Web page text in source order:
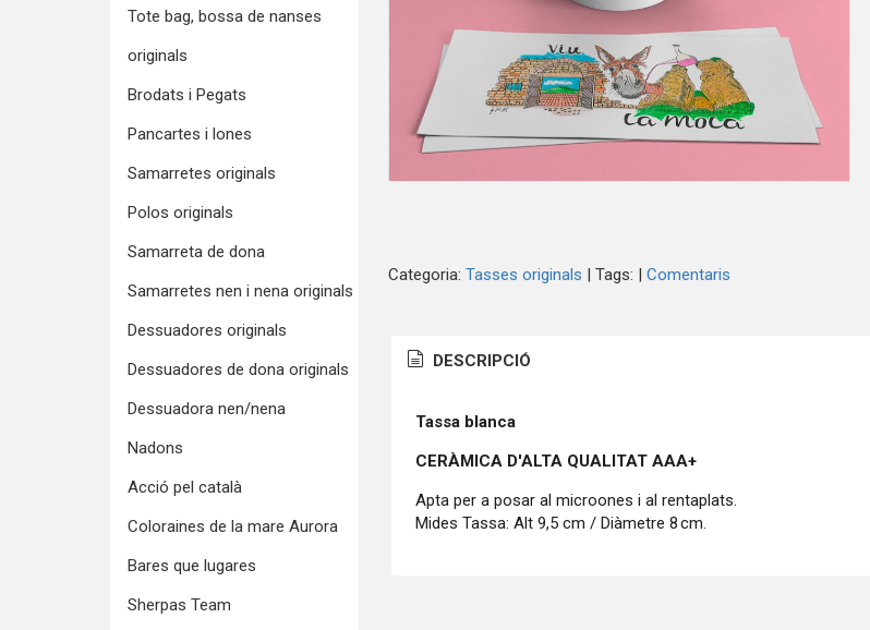
Tote bag, bossa de nanses
originals
Brodats i Pegats
Pancartes i lones
Samarretes originals
Polos originals
Samarreta de dona
Samarretes nen i nena originals
Dessuadores originals
Dessuadores de dona originals
Dessuadora nen/nena
Nadons
Acció pel català
Coloraines de la mare Aurora
Bares que lugares
Sherpas Team
Categoria: Tasses originals | Tags: | Comentaris
DESCRIPCIÓ
Tassa blanca
CERÀMICA D'ALTA QUALITAT AAA+
Apta per a posar al microones i al rentaplats.
Mides Tassa: Alt 9,5 cm / Diàmetre 8 cm.